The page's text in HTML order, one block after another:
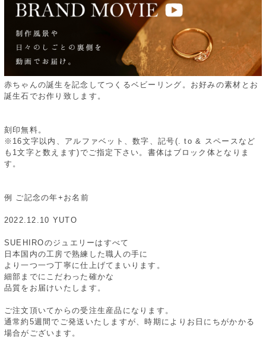
赤ちゃんの誕生を記念してつくるベビーリング。お好みの素材とお
誕生石でお作り致します。
刻印無料。
※16文字以内、アルファベット、数字、記号(. to & スペースなど
も1文字と数えます)でご指定下さい。書体はブロック体となりま
す。
例 ご記念の年+お名前
2022.12.10 YUTO
SUEHIROのジュエリーはすべて
日本国内の工房で熟練した職人の手に
より一つ一つ丁寧に仕上げてまいります。
細部までにこだわった確かな
品質をお届けいたします。
ご注文頂いてからの受注生産品になります。
通常約5週間でご発送いたしますが、時期によりお日にちがかかる
場合がございます。